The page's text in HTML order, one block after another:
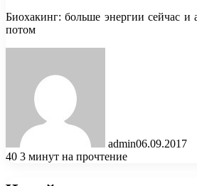
Биохакинг: больше энергии сейчас и
потом
admin06.09.2017
40 3 минут на прочтение